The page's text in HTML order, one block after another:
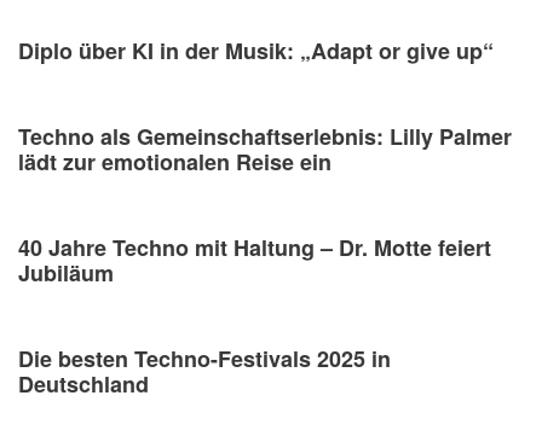
Diplo über KI in der Musik: „Adapt or give up“
Techno als Gemeinschaftserlebnis: Lilly Palmer
lädt zur emotionalen Reise ein
40 Jahre Techno mit Haltung – Dr. Motte feiert
Jubiläum
Die besten Techno-Festivals 2025 in
Deutschland